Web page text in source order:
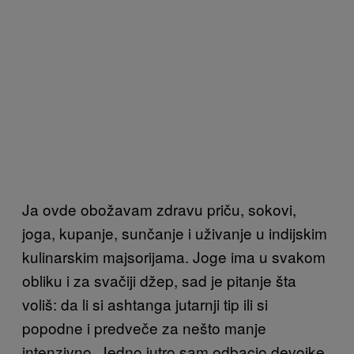
Ja ovde obožavam zdravu priču, sokovi,
joga, kupanje, sunčanje i uživanje u indijskim
kulinarskim majsorijama. Joge ima u svakom
obliku i za svačiji džep, sad je pitanje šta
voliš: da li si ashtanga jutarnji tip ili si
popodne i predveče za nešto manje